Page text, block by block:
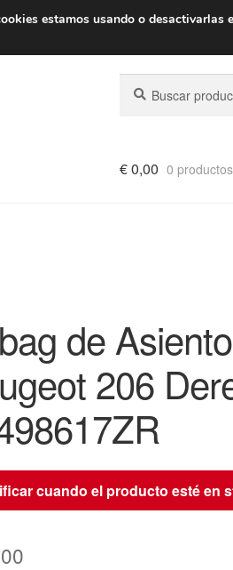
de 9 a. m. a 4 p. m.
por:
€0,00 0 productos
de Asiento
206
cuando el producto esté en
estamos usando o desactivarlas